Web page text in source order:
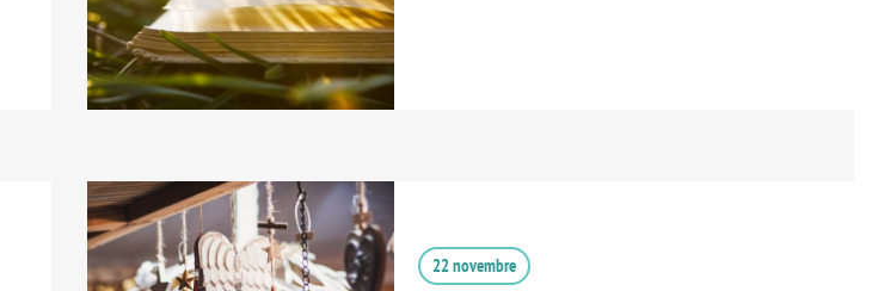
22 novembre